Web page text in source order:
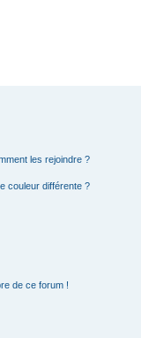
les rejoindre ?
couleur différente ?
de ce forum !